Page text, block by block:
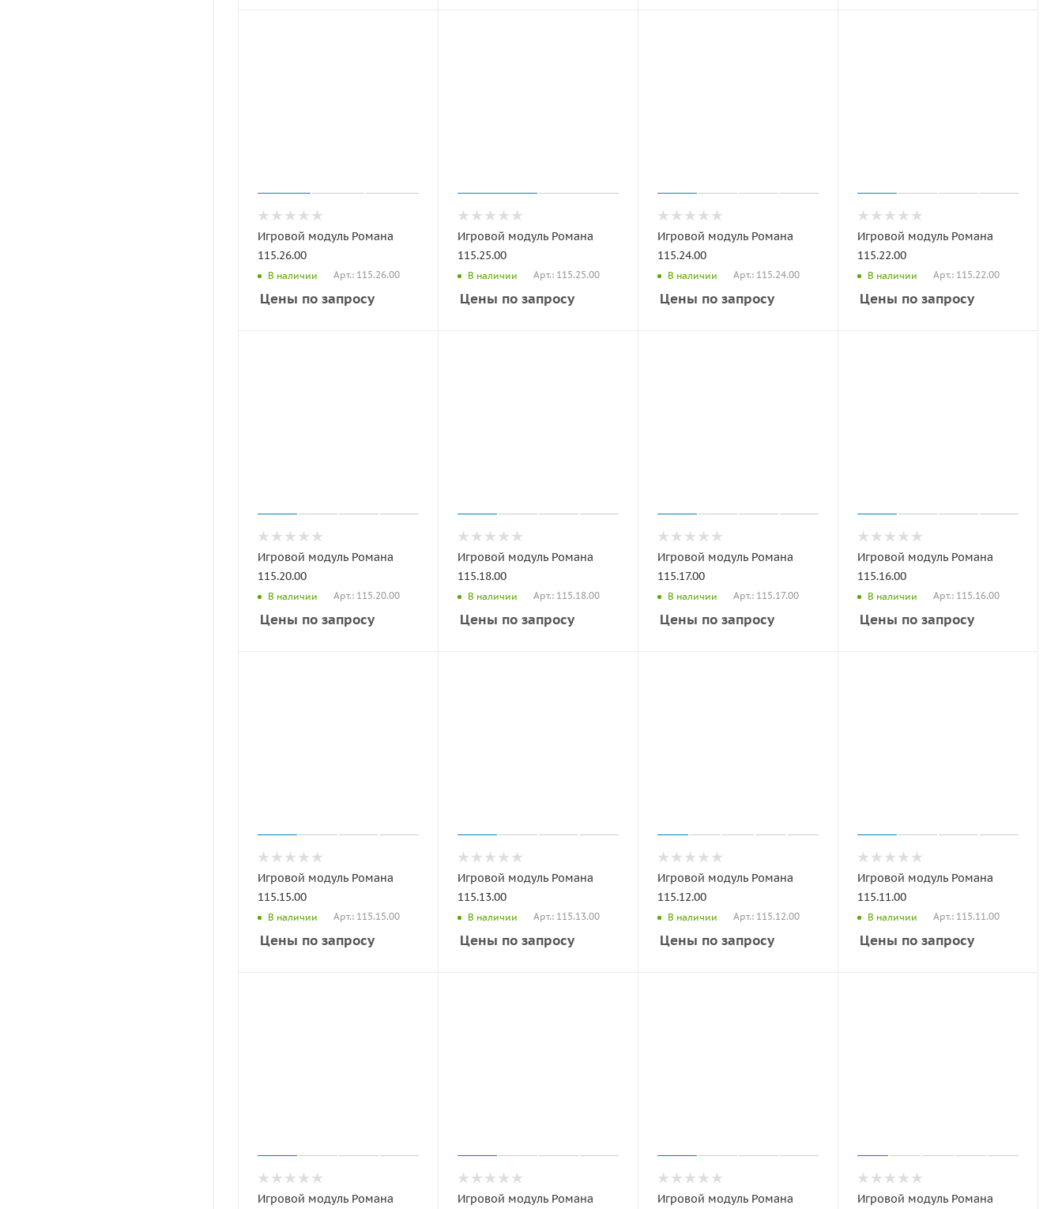
Игровой модуль Романа
115.26.00
В наличии Арт.: 115.26.00
Цены по запросу
Игровой модуль Романа
115.25.00
В наличии Арт.: 115.25.00
Цены по запросу
Игровой модуль Романа
115.24.00
В наличии Арт.: 115.24.00
Цены по запросу
Игровой модуль Романа
115.22.00
В наличии Арт.: 115.22.00
Цены по запросу
Игровой модуль Романа
115.20.00
В наличии Арт.: 115.20.00
Цены по запросу
Игровой модуль Романа
115.18.00
В наличии Арт.: 115.18.00
Цены по запросу
Игровой модуль Романа
115.17.00
В наличии Арт.: 115.17.00
Цены по запросу
Игровой модуль Романа
115.16.00
В наличии Арт.: 115.16.00
Цены по запросу
Игровой модуль Романа
115.15.00
В наличии Арт.: 115.15.00
Цены по запросу
Игровой модуль Романа
115.13.00
В наличии Арт.: 115.13.00
Цены по запросу
Игровой модуль Романа
115.12.00
В наличии Арт.: 115.12.00
Цены по запросу
Игровой модуль Романа
115.11.00
В наличии Арт.: 115.11.00
Цены по запросу
Игровой модуль Романа Игровой модуль Романа Игровой модуль Романа Игровой модуль Романа